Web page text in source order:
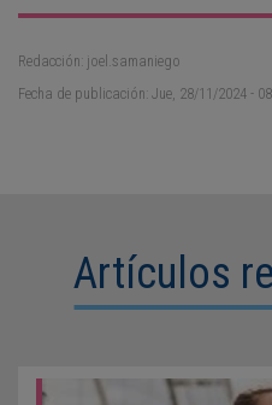
Redacción: joel.samaniego
Fecha de publicación: Jue, 28/11/2024 -
Artículos